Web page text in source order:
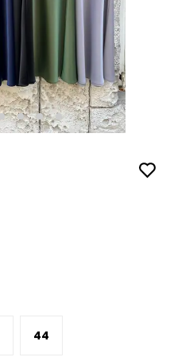
44